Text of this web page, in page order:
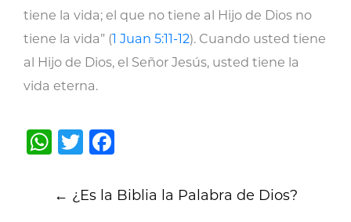
tiene la vida; el que no tiene al Hijo de Dios no
tiene la vida” (1 Juan 5:11-12). Cuando usted tiene
al Hijo de Dios, el Señor Jesús, usted tiene la
vida eterna.
WhatsApp
Twitter
navigation
← ¿Es la Biblia la Palabra de Dios?